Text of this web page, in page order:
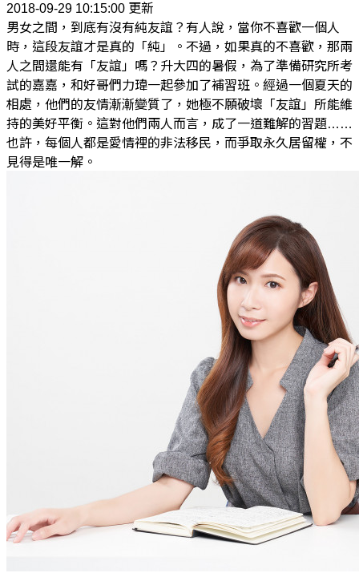
2018-09-29 10:15:00 更新
男女之間，到底有沒有純友誼？有人說，當你不喜歡一個人
時，這段友誼才是真的「純」。不過，如果真的不喜歡，那兩
人之間還能有「友誼」嗎？升大四的暑假，為了準備研究所考
試的嘉嘉，和好哥們力瑋一起參加了補習班。經過一個夏天的
相處，他們的友情漸漸變質了，她極不願破壞「友誼」所能維
持的美好平衡。這對他們兩人而言，成了一道難解的習題……
也許，每個人都是愛情裡的非法移民，而爭取永久居留權，不
見得是唯一解。